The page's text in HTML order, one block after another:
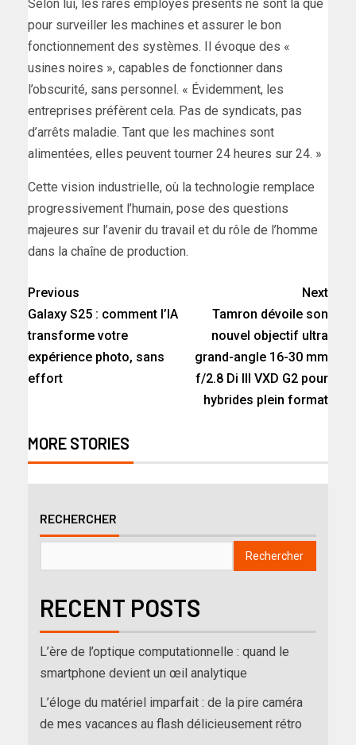
Selon lui, les rares employés présents ne sont là que
pour surveiller les machines et assurer le bon
fonctionnement des systèmes. Il évoque des «
usines noires », capables de fonctionner dans
l’obscurité, sans personnel. « Évidemment, les
entreprises préfèrent cela. Pas de syndicats, pas
d’arrêts maladie. Tant que les machines sont
alimentées, elles peuvent tourner 24 heures sur 24. »
Cette vision industrielle, où la technologie remplace
progressivement l’humain, pose des questions
majeures sur l’avenir du travail et du rôle de l’homme
dans la chaîne de production.
Previous
Galaxy S25 : comment l’IA
transforme votre
expérience photo, sans
effort
Next
Tamron dévoile son
nouvel objectif ultra
grand-angle 16-30 mm
f/2.8 Di III VXD G2 pour
hybrides plein format
MORE STORIES
RECHERCHER
Rechercher
RECENT POSTS
L’ère de l’optique computationnelle : quand le
smartphone devient un œil analytique
L’éloge du matériel imparfait : de la pire caméra
de mes vacances au flash délicieusement rétro